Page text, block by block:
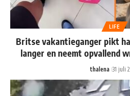
LIFE
Britse vakantieganger pikt
langer en neemt opvallend
thalena 31 juli